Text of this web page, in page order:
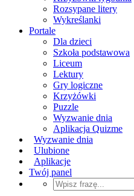
Rozsypane litery
Wykreślanki
Portale
Dla dzieci
Szkoła podstawowa
Liceum
Lektury
Gry logiczne
Krzyżówki
Puzzle
Wyzwanie dnia
Aplikacja Quizme
Wyzwanie dnia
Ulubione
Aplikacje
Twój panel